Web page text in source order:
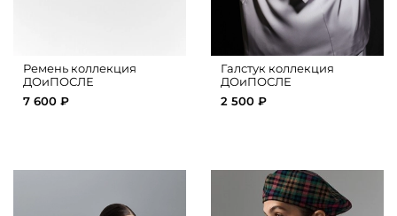
Ремень коллекция
ДОиПОСЛЕ
7 600 ₽
Галстук коллекция
ДОиПОСЛЕ
2 500 ₽